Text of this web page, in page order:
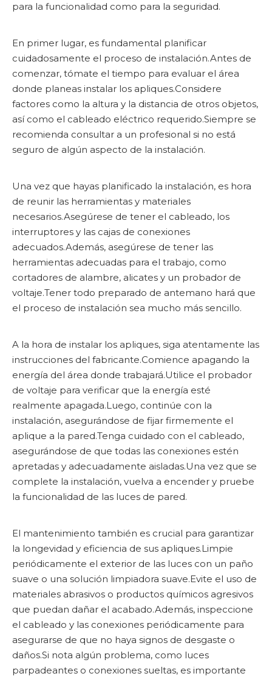
para la funcionalidad como para la seguridad.
En primer lugar, es fundamental planificar
cuidadosamente el proceso de instalación.Antes de
comenzar, tómate el tiempo para evaluar el área
donde planeas instalar los apliques.Considere
factores como la altura y la distancia de otros objetos,
así como el cableado eléctrico requerido.Siempre se
recomienda consultar a un profesional si no está
seguro de algún aspecto de la instalación.
Una vez que hayas planificado la instalación, es hora
de reunir las herramientas y materiales
necesarios.Asegúrese de tener el cableado, los
interruptores y las cajas de conexiones
adecuados.Además, asegúrese de tener las
herramientas adecuadas para el trabajo, como
cortadores de alambre, alicates y un probador de
voltaje.Tener todo preparado de antemano hará que
el proceso de instalación sea mucho más sencillo.
A la hora de instalar los apliques, siga atentamente las
instrucciones del fabricante.Comience apagando la
energía del área donde trabajará.Utilice el probador
de voltaje para verificar que la energía esté
realmente apagada.Luego, continúe con la
instalación, asegurándose de fijar firmemente el
aplique a la pared.Tenga cuidado con el cableado,
asegurándose de que todas las conexiones estén
apretadas y adecuadamente aisladas.Una vez que se
complete la instalación, vuelva a encender y pruebe
la funcionalidad de las luces de pared.
El mantenimiento también es crucial para garantizar
la longevidad y eficiencia de sus apliques.Limpie
periódicamente el exterior de las luces con un paño
suave o una solución limpiadora suave.Evite el uso de
materiales abrasivos o productos químicos agresivos
que puedan dañar el acabado.Además, inspeccione
el cableado y las conexiones periódicamente para
asegurarse de que no haya signos de desgaste o
daños.Si nota algún problema, como luces
parpadeantes o conexiones sueltas, es importante